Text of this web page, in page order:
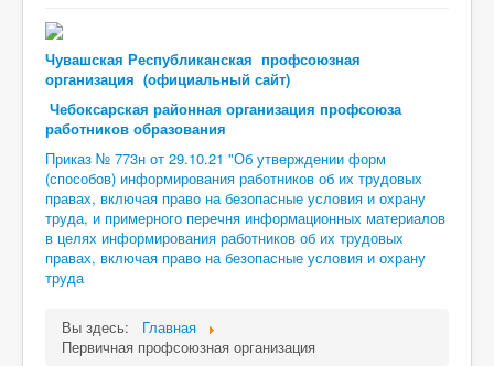
Чувашская Республиканская профсоюзная
организация (официальный сайт)
Чебоксарская районная организация профсоюза
работников образования
Приказ № 773н от 29.10.21 "Об утверждении форм
(способов) информирования работников об их трудовых
правах, включая право на безопасные условия и охрану
труда, и примерного перечня информационных материалов
в целях информирования работников об их трудовых
правах, включая право на безопасные условия и охрану
труда
Вы здесь:
Главная
Первичная профсоюзная организация